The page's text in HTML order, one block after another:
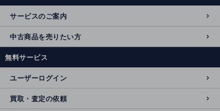
サービスのご案内
中古商品を売りたい方
無料サービス
ユーザーログイン
買取・査定の依頼